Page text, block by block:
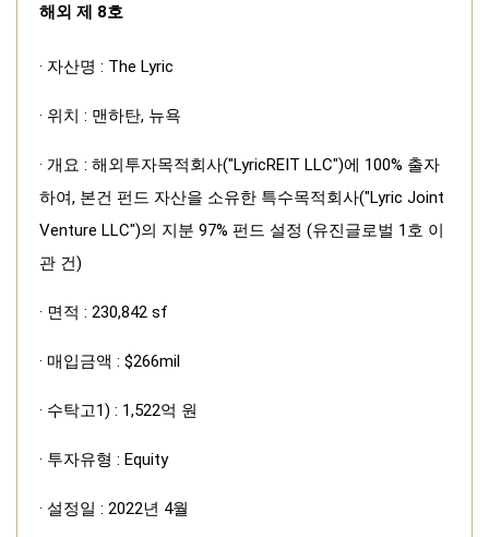
해외 제 8호
· 자산명 : The Lyric
· 위치 : 맨하탄, 뉴욕
· 개요 : 해외투자목적회사("LyricREIT LLC")에 100% 출자
하여, 본건 펀드 자산을 소유한 특수목적회사("Lyric Joint
Venture LLC")의 지분 97% 펀드 설정 (유진글로벌 1호 이
관 건)
· 면적 : 230,842 sf
· 매입금액 : $266mil
· 수탁고1) : 1,522억 원
· 투자유형 : Equity
· 설정일 : 2022년 4월